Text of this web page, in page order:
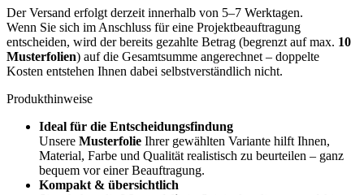
Der Versand erfolgt derzeit innerhalb von 5–7 Werktagen.
Wenn Sie sich im Anschluss für eine Projektbeauftragung
entscheiden, wird der bereits gezahlte Betrag (begrenzt auf max. 10
Musterfolien) auf die Gesamtsumme angerechnet – doppelte
Kosten entstehen Ihnen dabei selbstverständlich nicht.
Produkthinweise
Ideal für die Entscheidungsfindung
Unsere Musterfolie Ihrer gewählten Variante hilft Ihnen,
Material, Farbe und Qualität realistisch zu beurteilen – ganz
bequem vor einer Beauftragung.
Kompakt & übersichtlich